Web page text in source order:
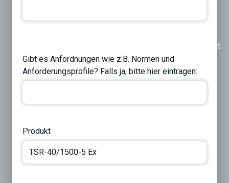
Next
Gibt es Anfordnungen wie z.B. Normen und
Anforderungsprofile? Falls ja, bitte hier eintragen:
Produkt